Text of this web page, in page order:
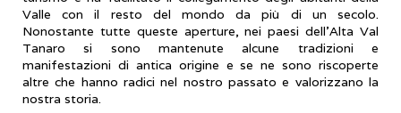
Valle con il resto del mondo da più di un secolo.
Nonostante tutte queste aperture, nei paesi dell’Alta Val
Tanaro si sono mantenute alcune tradizioni e
manifestazioni di antica origine e se ne sono riscoperte
altre che hanno radici nel nostro passato e valorizzano la
nostra storia.